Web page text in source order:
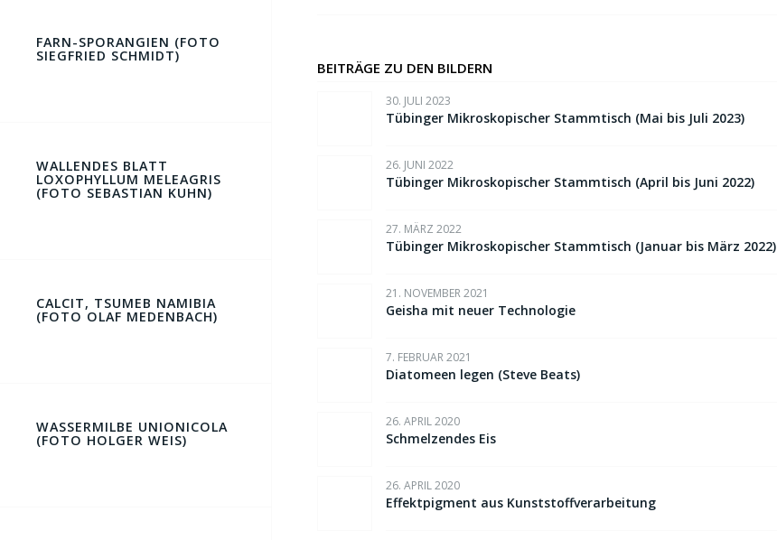
FARN-SPORANGIEN (FOTO
SIEGFRIED SCHMIDT)
WALLENDES BLATT
LOXOPHYLLUM MELEAGRIS
(FOTO SEBASTIAN KUHN)
CALCIT, TSUMEB NAMIBIA
(FOTO OLAF MEDENBACH)
WASSERMILBE UNIONICOLA
(FOTO HOLGER WEIS)
BEITRÄGE ZU DEN BILDERN
30. JULI 2023
Tübinger Mikroskopischer Stammtisch (Mai bis Juli 2023)
26. JUNI 2022
Tübinger Mikroskopischer Stammtisch (April bis Juni 2022)
27. MÄRZ 2022
Tübinger Mikroskopischer Stammtisch (Januar bis März 2022)
21. NOVEMBER 2021
Geisha mit neuer Technologie
7. FEBRUAR 2021
Diatomeen legen (Steve Beats)
26. APRIL 2020
Schmelzendes Eis
26. APRIL 2020
Effektpigment aus Kunststoffverarbeitung